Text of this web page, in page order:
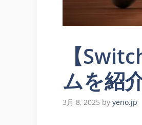
【
ムを紹
3月 8, 2025 by yeno.jp